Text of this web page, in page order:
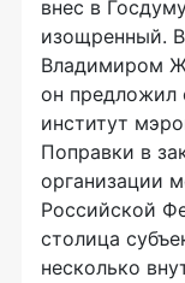
внес в
изощренный.
Владимиром
он предложил
институт
Поправки в
организации
Российской
столица
несколько